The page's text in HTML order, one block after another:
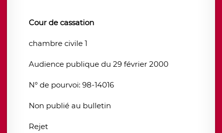
Cour de cassation
chambre civile 1
Audience publique du 29 février 2000
N° de pourvoi: 98-14016
Non publié au bulletin
Rejet